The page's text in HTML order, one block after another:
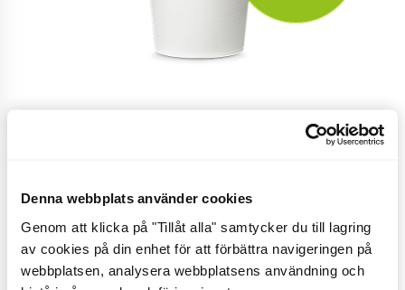
Denna webbplats använder cookies
Genom att klicka på "Tillåt alla" samtycker du till lagring
av cookies på din enhet för att förbättra navigeringen på
webbplatsen, analysera webbplatsens användning och
Stor
Stor